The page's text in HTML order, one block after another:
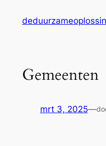
Gemeenten
mrt 3, 2025—